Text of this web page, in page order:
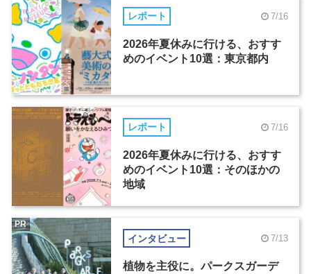
レポート 7/16
2026年夏休みに行ける、おすす
めのイベント10選：東京都内
レポート 7/16
2026年夏休みに行ける、おすす
めのイベント10選：そのほかの
地域
インタビュー 7/13
植物を主役に。パークスガーデ
PR